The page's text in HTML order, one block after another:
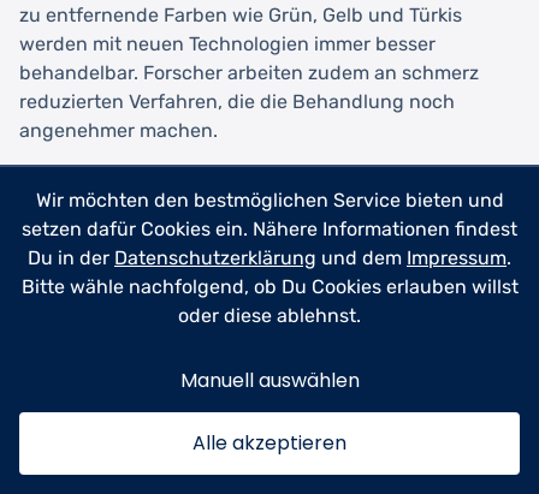
zu entfernende Farben wie Grün, Gelb und Türkis
werden mit neuen Technologien immer besser
behandelbar. Forscher arbeiten zudem an schmerz
reduzierten Verfahren, die die Behandlung noch
angenehmer machen.
Auch im Bereich der Nachsorge gibt es Innovationen.
Spezielle Cremes und Gele, die die Heilung
beschleunigen und das Lymphsystem beim
Abtransport der Pigmente unterstützen, werden immer
effektiver. Manche Praxen setzen bereits auf
Fazit
Wir möchten den bestmöglichen Service bieten und
setzen dafür Cookies ein. Nähere Informationen findest
Du in der Datenschutzerklärung und dem Impressum.
Bitte wähle nachfolgend, ob Du Cookies erlauben willst
oder diese ablehnst.
Manuell auswählen
Alle akzeptieren